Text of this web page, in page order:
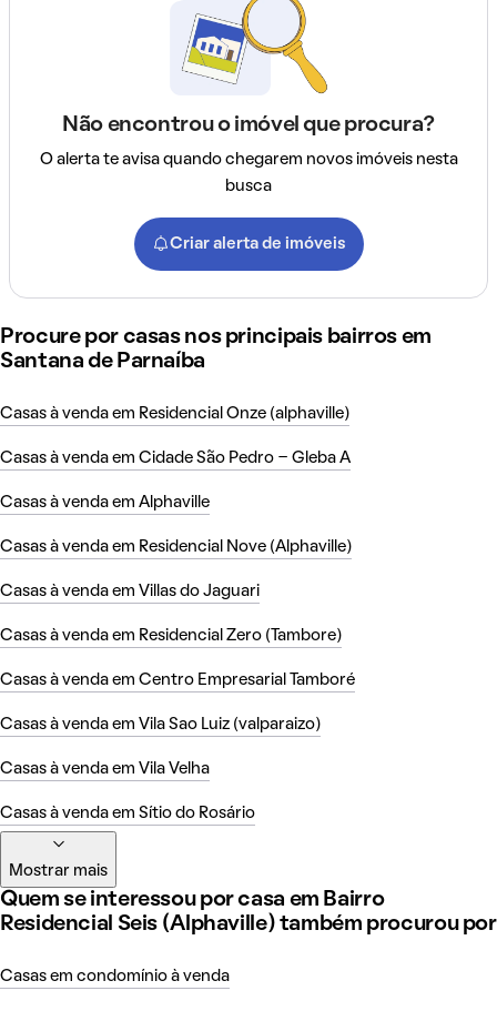
Não encontrou o imóvel que procura?
O alerta te avisa quando chegarem novos imóveis nesta
busca
Criar alerta de imóveis
Procure por casas nos principais bairros em
Santana de Parnaíba
Casas à venda em Residencial Onze (alphaville)
Casas à venda em Cidade São Pedro - Gleba A
Casas à venda em Alphaville
Casas à venda em Residencial Nove (Alphaville)
Casas à venda em Villas do Jaguari
Casas à venda em Residencial Zero (Tambore)
Casas à venda em Centro Empresarial Tamboré
Casas à venda em Vila Sao Luiz (valparaizo)
Casas à venda em Vila Velha
Casas à venda em Sítio do Rosário
Mostrar mais
Quem se interessou por casa em Bairro
Residencial Seis (Alphaville) também procurou por
Casas em condomínio à venda